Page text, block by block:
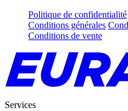
Politique de confidentialité
Conditions générales
Conditions de vente
Services